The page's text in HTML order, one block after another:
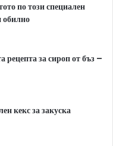
по този специален
обилно
рецепта за сироп от бъз –
кекс за закуска